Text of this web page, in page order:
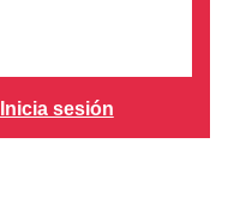
Inicia sesión